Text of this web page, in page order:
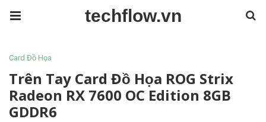
techflow.vn
Card Đồ Họa
Trên Tay Card Đồ Họa ROG Strix
Radeon RX 7600 OC Edition 8GB
GDDR6